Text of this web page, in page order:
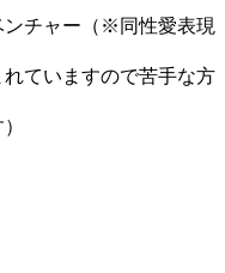
ンチャー（※同性愛表現
ていますので苦手な方